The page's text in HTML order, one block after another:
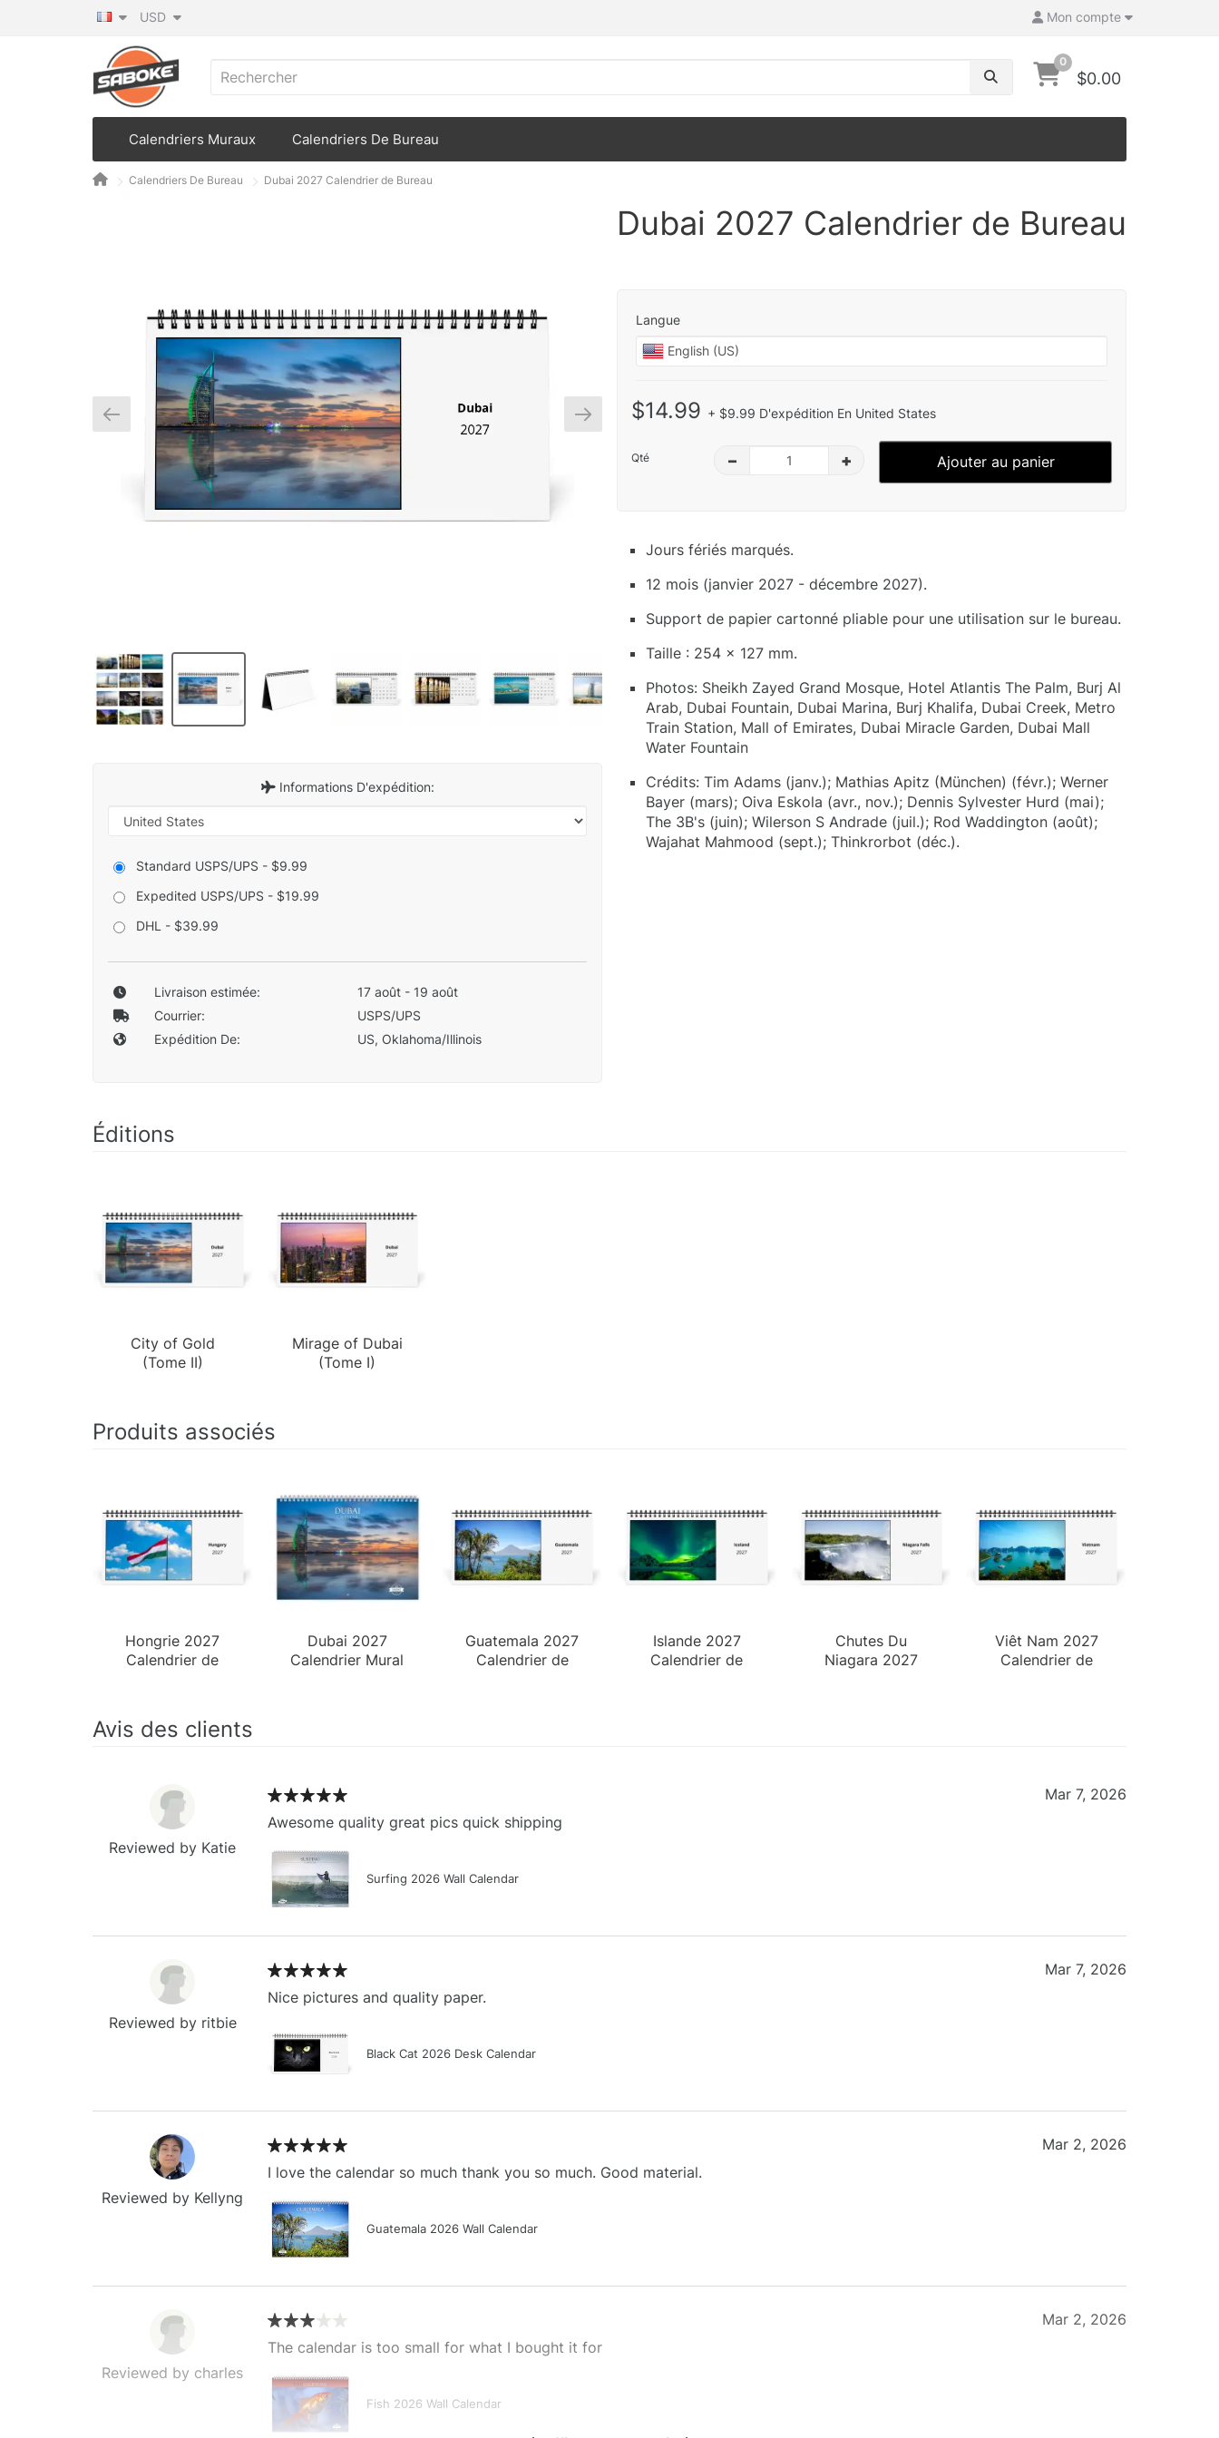
Mon compte
USD
0
$0.00
Calendriers Muraux Calendriers De Bureau
Calendriers De Bureau Dubai 2027 Calendrier de Bureau
Informations D'expédition:
Standard USPS/UPS - $9.99
Expedited USPS/UPS - $19.99
DHL - $39.99
Livraison estimée:
17 août - 19 août
Courrier:
USPS/UPS
Expédition De:
US, Oklahoma/Illinois
Dubai 2027 Calendrier de Bureau
Langue
$14.99 + $9.99 D'expédition En United States
Qté – + Ajouter au panier
Jours fériés marqués.
12 mois (janvier 2027 - décembre 2027).
Support de papier cartonné pliable pour une utilisation sur le bureau.
Taille : 254 x 127 mm.
Photos: Sheikh Zayed Grand Mosque, Hotel Atlantis The Palm, Burj Al
Arab, Dubai Fountain, Dubai Marina, Burj Khalifa, Dubai Creek, Metro
Train Station, Mall of Emirates, Dubai Miracle Garden, Dubai Mall
Water Fountain
Crédits: Tim Adams (janv.); Mathias Apitz (München) (févr.); Werner
Bayer (mars); Oiva Eskola (avr., nov.); Dennis Sylvester Hurd (mai);
The 3B's (juin); Wilerson S Andrade (juil.); Rod Waddington (août);
Wajahat Mahmood (sept.); Thinkrorbot (déc.).
Éditions
City of Gold
(Tome II)
Mirage of Dubai
(Tome I)
Produits associés
Hongrie 2027
Calendrier de
Dubai 2027
Calendrier Mural
Guatemala 2027
Calendrier de
Islande 2027
Calendrier de
Chutes Du
Niagara 2027
Viêt Nam 2027
Calendrier de
Avis des clients
Reviewed by Katie
Awesome quality great pics quick shipping
Surfing 2026 Wall Calendar
Mar 7, 2026
Reviewed by ritbie
Nice pictures and quality paper.
Black Cat 2026 Desk Calendar
Mar 7, 2026
Reviewed by Kellyng
I love the calendar so much thank you so much. Good material.
Guatemala 2026 Wall Calendar
Mar 2, 2026
Reviewed by charles
The calendar is too small for what I bought it for
Fish 2026 Wall Calendar
Mar 2, 2026